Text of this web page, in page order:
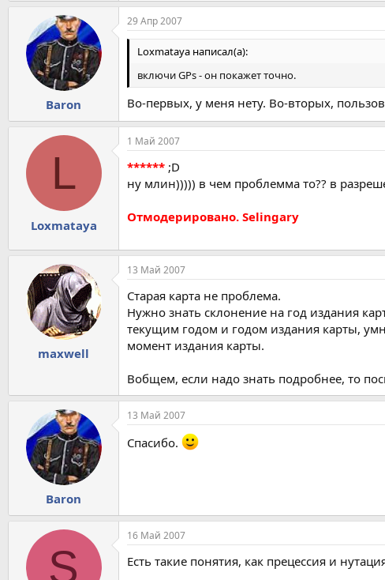
Baron
29 Апр 2007
Loxmataya написал(а):
включи GPs - он покажет точно.
Во-первых, у меня нету. Во-вторых,
L
Loxmataya
1 Май 2007
****** ;D
ну млин))))) в чем проблемма то?? в
Отмодерировано. Selingary
maxwell
13 Май 2007
Старая карта не проблема.
Нужно знать склонение на год издания
текущим годом и годом издания карты,
момент издания карты.
Вобщем, если надо знать подробнее, то
Baron
13 Май 2007
Спасибо.
S
16 Май 2007
Есть такие понятия, как прецессия и